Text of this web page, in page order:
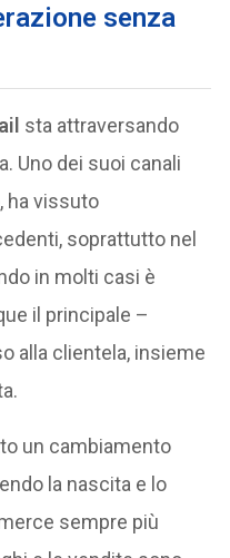
senza
sta attraversando
Uno dei suoi canali
, ha vissuto
soprattutto nel
in molti casi è
il principale –
alla clientela, insieme
un cambiamento
la nascita e lo
sempre più